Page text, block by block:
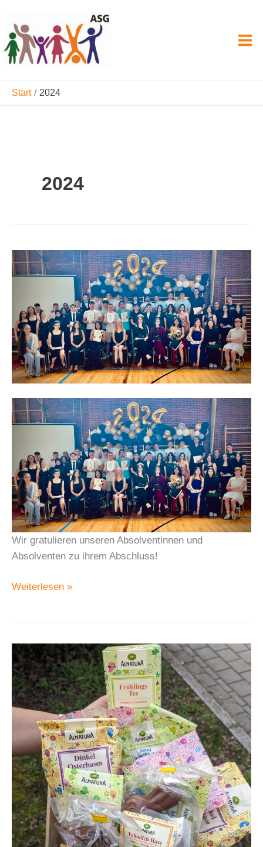
Inhalt
springen
Start 2024
2024
Wir gratulieren unseren Absolventinnen und
Absolventen zu ihrem Abschluss!
Abschluss
Weiterlesen »